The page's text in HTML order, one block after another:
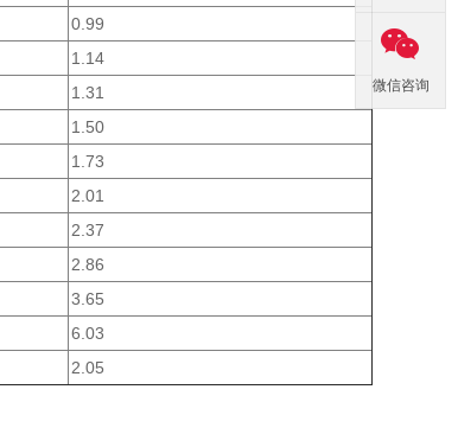
0.99
1.14
1.31
1.50
1.73
2.01
2.37
2.86
3.65
6.03
2.05

微信咨询